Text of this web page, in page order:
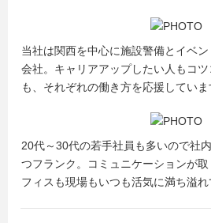
当社は関西を中心に施設警備とイベ
会社。キャリアアップしたい人もコ
も、それぞれの働き方を応援していま
20代～30代の若手社員も多いので社
つフランク。コミュニケーションが
フィスも現場もいつも活気に満ち溢れ